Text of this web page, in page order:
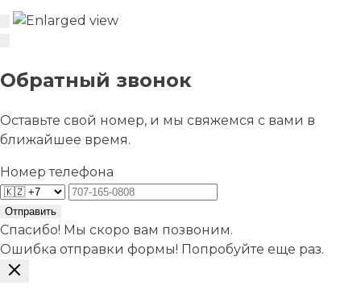
Обратный звонок
Оставьте свой номер, и мы свяжемся с вами в
ближайшее время.
Номер телефона
Отправить
Спасибо! Мы скоро вам позвоним.
Ошибка отправки формы! Попробуйте еще раз.